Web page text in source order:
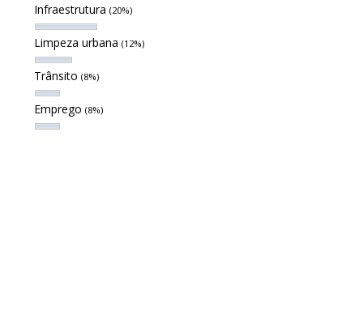
Infraestrutura (20%)
Limpeza urbana (12%)
Trânsito (8%)
Emprego (8%)